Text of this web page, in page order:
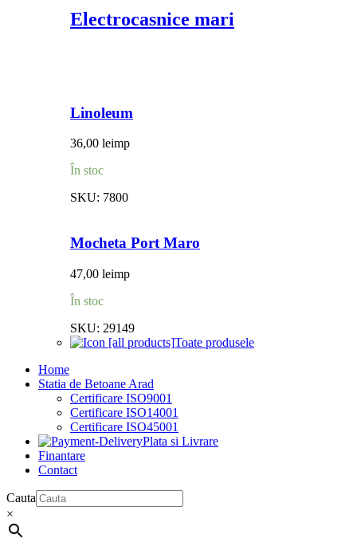
Electrocasnice mari
Linoleum
36,00 leimp
În stoc
SKU: 7800
Mocheta Port Maro
47,00 leimp
În stoc
SKU: 29149
Toate produsele
Home
Statia de Betoane Arad
Certificare ISO9001
Certificare ISO14001
Certificare ISO45001
Plata si Livrare
Finantare
Contact
Cauta
×